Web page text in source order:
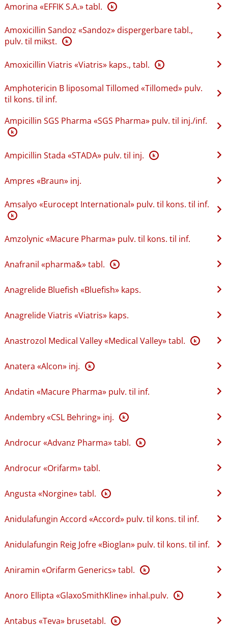
Amorina «EFFIK S.A.» tabl. K
Amoxicillin Sandoz «Sandoz» dispergerbare tabl.,
pulv. til mikst. K
Amoxicillin Viatris «Viatris» kaps., tabl. K
Amphotericin B liposomal Tillomed «Tillomed» pulv.
til kons. til inf.
Ampicillin SGS Pharma «SGS Pharma» pulv. til inj.​/​inf.
K
Ampicillin Stada «STADA» pulv. til inj. K
Ampres «Braun» inj.
Amsalyo «Eurocept International» pulv. til kons. til inf.
K
Amzolynic «Macure Pharma» pulv. til kons. til inf.
Anafranil «pharma&» tabl. K
Anagrelide Bluefish «Bluefish» kaps.
Anagrelide Viatris «Viatris» kaps.
Anastrozol Medical Valley «Medical Valley» tabl. K
Anatera «Alcon» inj. K
Andatin «Macure Pharma» pulv. til inf.
Andembry «CSL Behring» inj. K
Androcur «Advanz Pharma» tabl. K
Androcur «Orifarm» tabl.
Angusta «Norgine» tabl. K
Anidulafungin Accord «Accord» pulv. til kons. til inf.
Anidulafungin Reig Jofre «Bioglan» pulv. til kons. til inf.
Aniramin «Orifarm Generics» tabl. K
Anoro Ellipta «GlaxoSmithKline» inhal.pulv. K
Antabus «Teva» brusetabl. K